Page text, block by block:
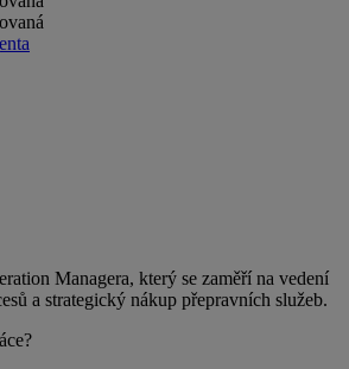
Managera, který se zaměří na vedení
a strategický nákup přepravních služeb.